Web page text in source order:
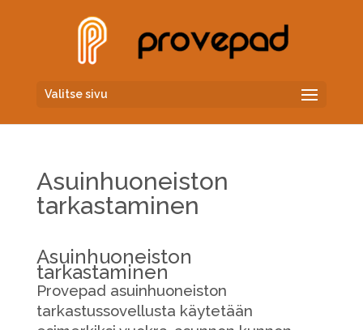
Valitse sivu
Asuinhuoneiston
tarkastaminen
Asuinhuoneiston
tarkastaminen
Provepad asuinhuoneiston
tarkastussovellusta käytetään